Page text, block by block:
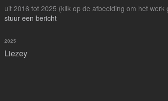
uit 2016 tot 2025 (klik op de afbeelding om het werk
stuur een bericht
Liezey
2025